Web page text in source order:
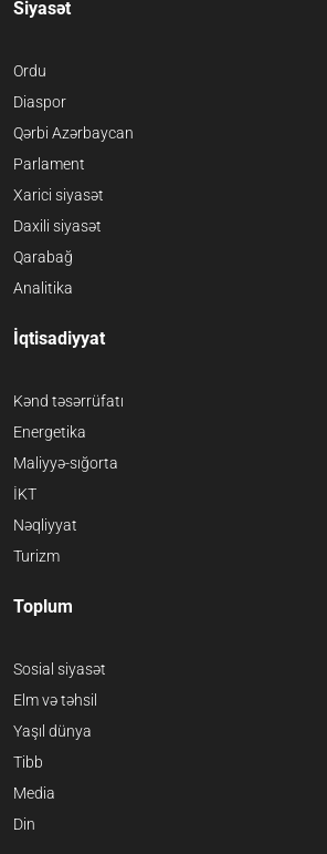
Siyasət
Ordu
Diaspor
Qərbi Azərbaycan
Parlament
Xarici siyasət
Daxili siyasət
Qarabağ
Analitika
İqtisadiyyat
Kənd təsərrüfatı
Energetika
Maliyyə-sığorta
İKT
Nəqliyyat
Turizm
Toplum
Sosial siyasət
Elm və təhsil
Yaşıl dünya
Tibb
Media
Din